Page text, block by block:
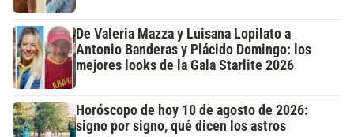
De Valeria Mazza y Luisana Lopilato a
Antonio Banderas y Plácido Domingo: los
mejores looks de la Gala Starlite 2026
Horóscopo de hoy 10 de agosto de 2026:
signo por signo, qué dicen los astros